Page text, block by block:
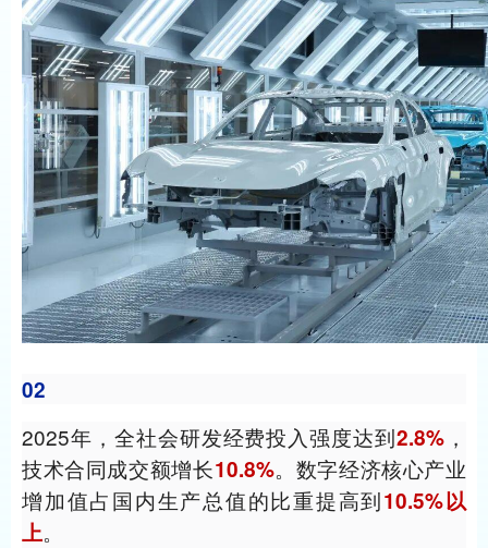
02
2025年，全社会研发经费投入强度达到2.8% ，
技术合同成交额增长10.8%。数字经济核心产业
增加值占国内生产总值的比重提高到10.5%以
上。